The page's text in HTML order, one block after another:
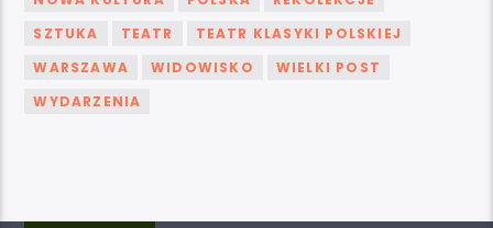
SZTUKA
TEATR
TEATR KLASYKI POLSKIEJ
WARSZAWA
WIDOWISKO
WIELKI POST
WYDARZENIA